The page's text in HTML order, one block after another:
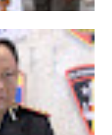
RI,
Memasak Nasi